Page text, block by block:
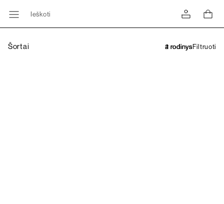
Ieškoti
Šortai Filtruoti